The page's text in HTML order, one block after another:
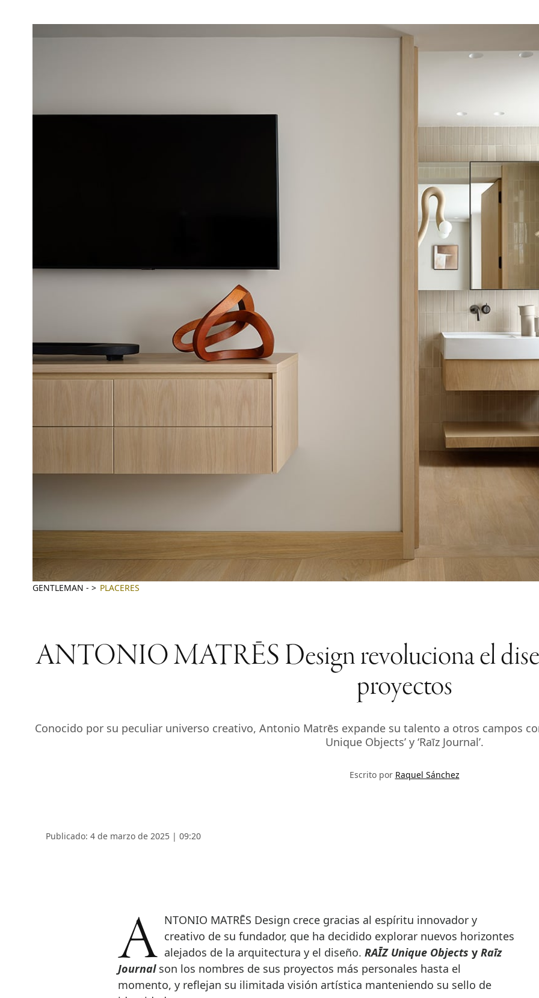
GENTLEMAN - PLACERES
ANTONIO MATRĒS Design revoluciona el
proyectos
Conocido por su peculiar universo creativo, Antonio Matrēs expande su talento a otros campos
Unique Objects’ y ‘Raīz Journal’.
Escrito por Raquel Sánchez
Publicado: 4 de marzo de 2025 | 09:20
ANTONIO MATRĒS Design crece gracias al espíritu innovador y creativo de su fundador, que ha decidido explorar nuevos horizontes
alejados de la arquitectura y el diseño. RAĪZ Unique Objects y Raīz
Journal son los nombres de sus proyectos más personales hasta el
momento, y reflejan su ilimitada visión artística manteniendo su sello de